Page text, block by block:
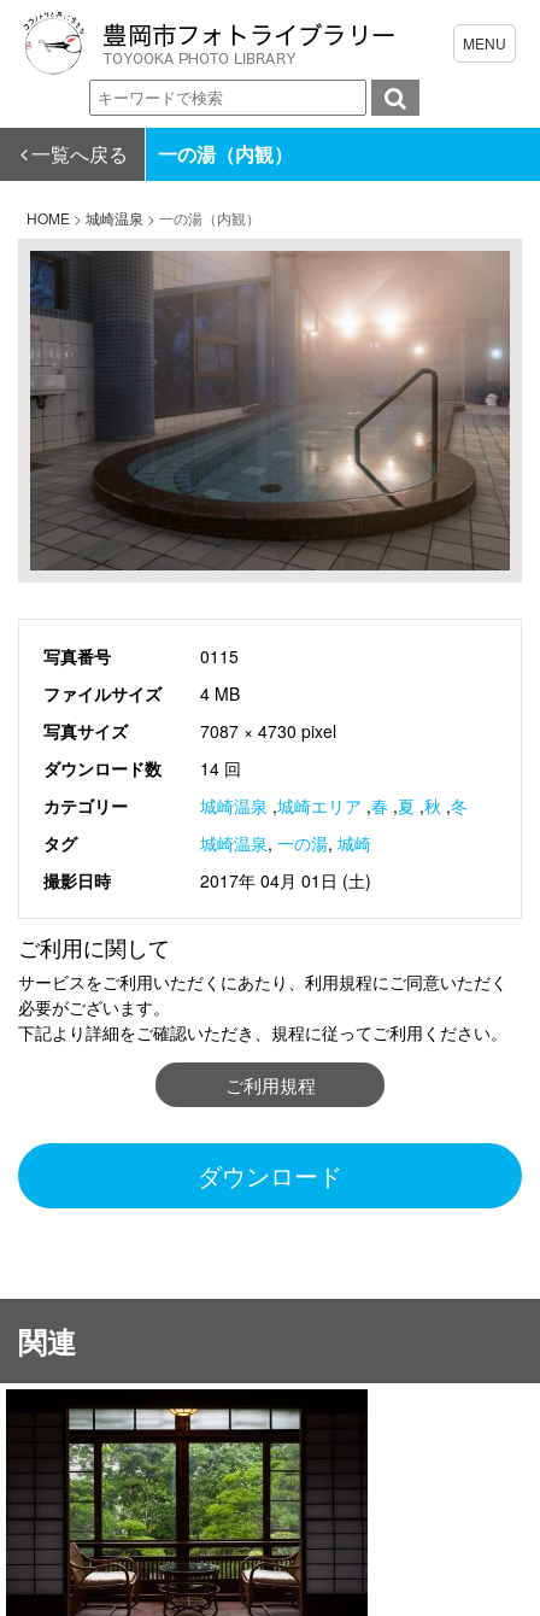
一覧へ戻る 一の湯（内観）
HOME > 城崎温泉 > 一の湯（内観）
写真番号
0115
ファイルサイズ
4 MB
写真サイズ
7087 × 4730 pixel
ダウンロード数
14 回
カテゴリー
城崎温泉 ,城崎エリア ,春 ,夏 ,秋 ,冬
タグ
城崎温泉, 一の湯, 城崎
撮影日時
2017年 04月 01日 (土)
ご利用に関して
サービスをご利用いただくにあたり、利用規程にご同意いただく
必要がございます。
下記より詳細をご確認いただき、規程に従ってご利用ください。
ご利用規程
ダウンロード
関連